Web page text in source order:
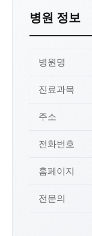
병원 정보
병원명
진료과목
주소
전화번호
홈페이지
전문의